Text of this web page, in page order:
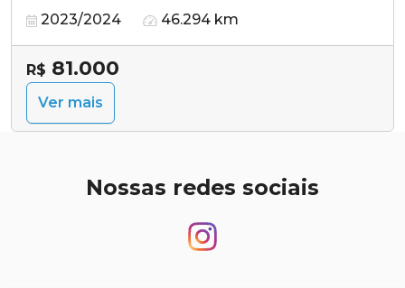
2023/2024 46.294 km
R$ 81.000
Ver mais
Nossas redes sociais